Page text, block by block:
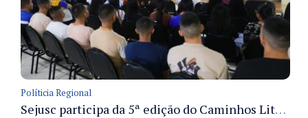
Políticia Regional
Sejusc participa da 5ª edição do Caminhos Literários com foco na cultura hip-hop nas unidades socioeducativas